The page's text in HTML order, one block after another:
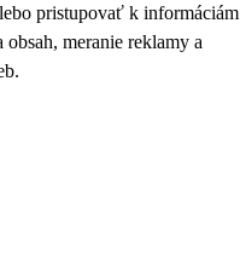
pristupovať k informáciám
obsah, meranie reklamy a